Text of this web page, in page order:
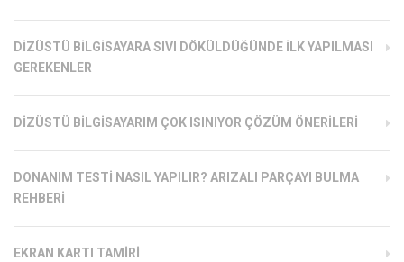
DIZÜSTÜ BILGISAYARA SIVI DÖKÜLDÜĞÜNDE İLK YAPILMASI
GEREKENLER
DIZÜSTÜ BILGISAYARIM ÇOK ISINIYOR ÇÖZÜM ÖNERILERI
DONANIM TESTI NASIL YAPILIR? ARIZALI PARÇAYI BULMA
REHBERI
EKRAN KARTI TAMIRI